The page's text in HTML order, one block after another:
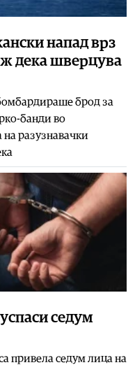
напад врз
дека шверцува
брод за
банди во
разузнавачки
седум
привела седум лица на